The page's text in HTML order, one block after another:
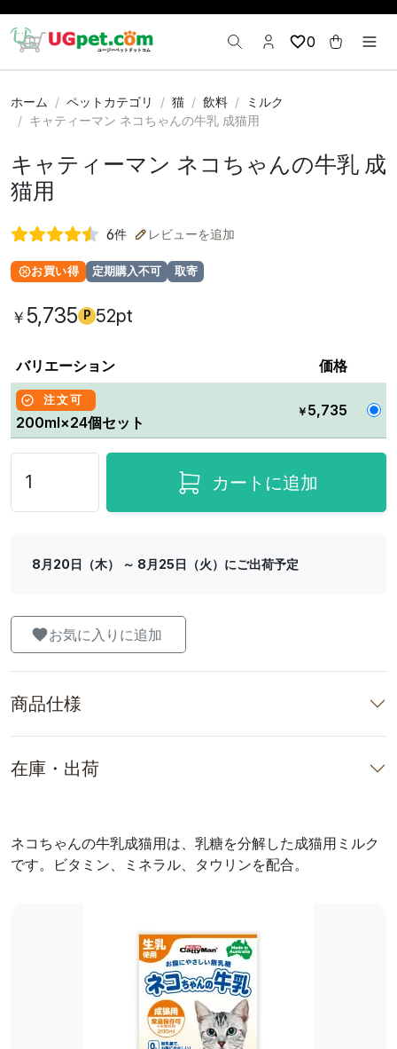
0
ホーム ペットカテゴリ 猫 飲料
ミルク
キャティーマン ネコちゃんの牛乳 成猫用
キャティーマン ネコちゃんの牛乳 成
猫用
6件 レビューを追加
お買い得 定期購入不可 取寄
￥ 5,735 P 52pt
バリエーション 価格
注文可
200ml×24個セット
￥ 5,735
カートに追加
8月20日（木） ～ 8月25日（火）にご出荷予定
お気に入りに追加
商品仕様
在庫・出荷
ネコちゃんの牛乳成猫用は、乳糖を分解した成猫用ミルク
です。ビタミン、ミネラル、タウリンを配合。